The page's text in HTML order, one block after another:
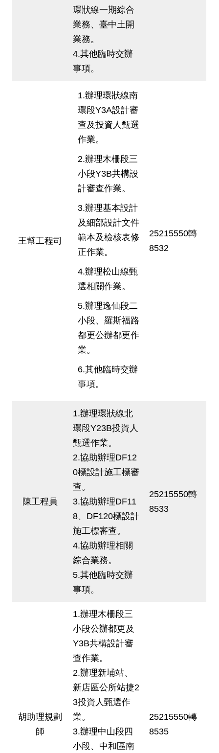
環狀線一期綜合
業務、臺中土開
業務。
4.其他臨時交辦
事項。
王幫工程司
1.辦理環狀線南
環段Y3A設計審
查及投資人甄選
作業。
2.辦理木柵段三
小段Y3B共構設
計審查作業。
3.辦理基本設計
及細部設計文件
範本及檢核表修
正作業。
4.辦理松山線甄
選相關作業。
5.辦理逸仙段二
小段、羅斯福路
都更公辦都更作
業。
6.其他臨時交辦
事項。
25215550轉
8532
陳工程員
1.辦理環狀線北
環段Y23B投資人
甄選作業。
2.協助辦理DF12
0標設計施工標審
查。
3.協助辦理DF11
8、DF120標設計
施工標審查。
4.協助辦理相關
綜合業務。
5.其他臨時交辦
事項。
25215550轉
8533
胡助理規劃
師
1.辦理木柵段三
小段公辦都更及
Y3B共構設計審
查作業。
2.辦理新埔站、
新店區公所站捷2
3投資人甄選作
業。
3.辦理中山段四
小段、中和區南
25215550轉
8535